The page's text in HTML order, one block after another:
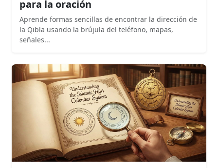
para la oración
Aprende formas sencillas de encontrar la dirección de
la Qibla usando la brújula del teléfono, mapas,
señales...